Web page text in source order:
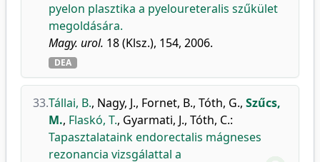
pyelon plasztika a pyeloureteralis szűkület
megoldására.
Magy. urol. 18 (Klsz.), 154, 2006.
DEA
33.Tállai, B., Nagy, J., Fornet, B., Tóth, G., Szűcs,
M., Flaskó, T., Gyarmati, J., Tóth, C.:
Tapasztalataink endorectalis mágneses
rezonancia vizsgálattal a